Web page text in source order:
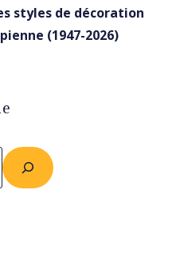
styles de décoration
(1947-2026)